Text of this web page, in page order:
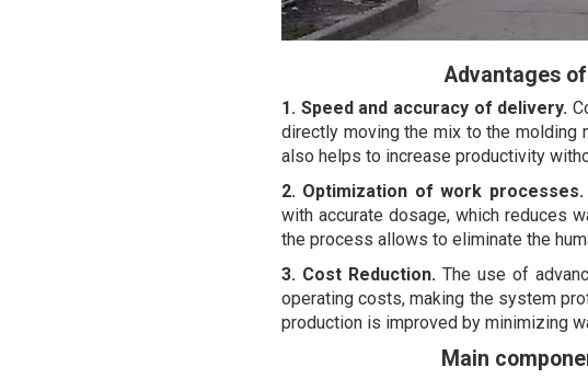
Advantages
1. Speed and accuracy of delivery.
directly moving the mix to the molding
also helps to increase productivity
2. Optimization of work processes.
with accurate dosage, which reduces
the process allows to eliminate the
3. Cost Reduction. The use of
operating costs, making the system
production is improved by minimizing
Main